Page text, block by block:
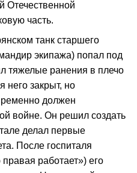
Отечественной
часть.
танк старшего
экипажа) попал под
тяжелые ранения в плечо
него закрыт, но
должен
войне. Он решил создать
делал первые
После госпиталя
работает») его